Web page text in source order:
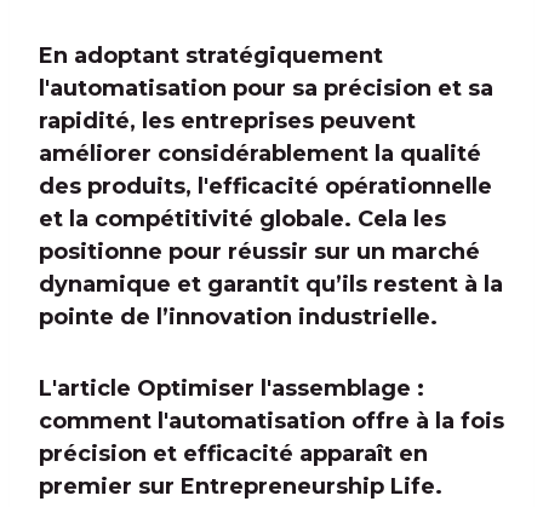
En adoptant stratégiquement
l'automatisation pour sa précision et sa
rapidité, les entreprises peuvent
améliorer considérablement la qualité
des produits, l'efficacité opérationnelle
et la compétitivité globale. Cela les
positionne pour réussir sur un marché
dynamique et garantit qu’ils restent à la
pointe de l’innovation industrielle.
L'article Optimiser l'assemblage :
comment l'automatisation offre à la fois
précision et efficacité apparaît en
premier sur Entrepreneurship Life.